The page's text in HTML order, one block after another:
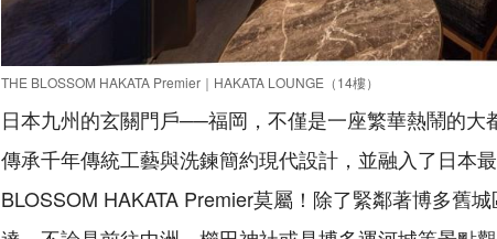
THE BLOSSOM HAKATA Premier｜HAKATA LOUNGE（14樓）
日本九州的玄關門戶──福岡，不僅是一座繁華熱鬧的
傳承千年傳統工藝與洗鍊簡約現代設計，並融入了日本
BLOSSOM HAKATA Premier莫屬！除了緊鄰著博多舊